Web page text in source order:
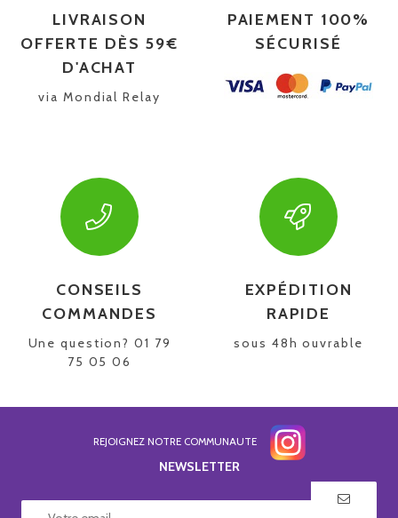
LIVRAISON
OFFERTE DÈS 59€
D'ACHAT
via Mondial Relay
PAIEMENT 100%
SÉCURISÉ
CONSEILS
COMMANDES
Une question? 01 79
75 05 06
EXPÉDITION
RAPIDE
sous 48h ouvrable
REJOIGNEZ NOTRE COMMUNAUTE
NEWSLETTER